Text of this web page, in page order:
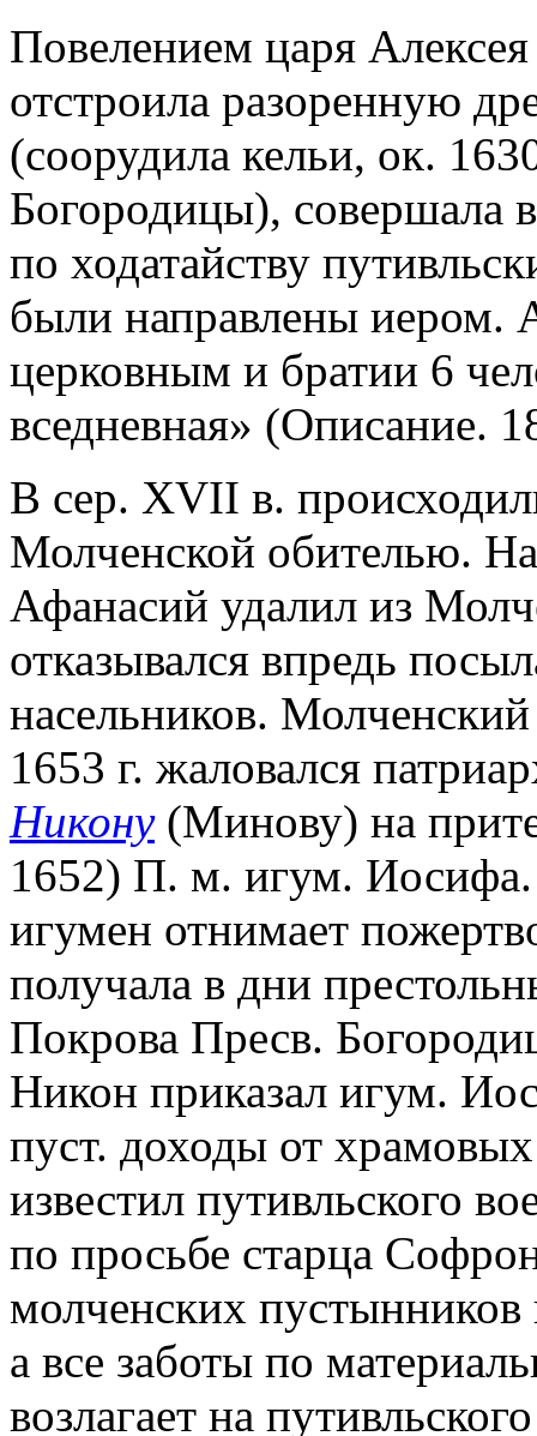
Повелением царя
отстроила разоренную
(соорудила кельи, ок.
Богородицы), совершала
по ходатайству
были направлены иером.
церковным и братии 6
вседневная» (Описание.
В сер. XVII в.
Молченской обителью.
Афанасий удалил из
отказывался впредь
насельников.
1653 г. жаловался
Никону(Минову) на
1652) П. м. игум. Иосифа.
игумен отнимает
получала в дни
Покрова Пресв.
Никон приказал игум.
пуст. доходы от
известил путивльского
по просьбе старца
молченских
а все заботы по
возлагает на